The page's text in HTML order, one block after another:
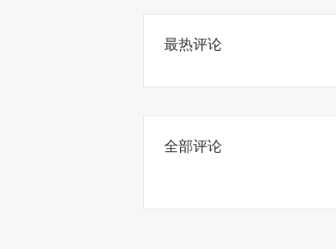
最热评论
全部评论